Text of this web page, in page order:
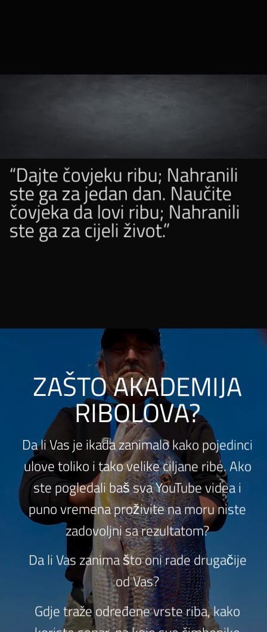
“Dajte čovjeku ribu; Nahranili
ste ga za jedan dan. Naučite
čovjeka da lovi ribu; Nahranili
ste ga za cijeli život.”
ZAŠTO AKADEMIJA
RIBOLOVA?
Da li Vas je ikada zanimalo kako pojedinci
ulove toliko i tako velike ciljane ribe. Ako
ste pogledali baš sva YouTube videa i
puno vremena proživite na moru niste
zadovoljni sa rezultatom?
Da li Vas zanima što oni rade drugačije
od Vas?
Gdje traže određene vrste riba, kako